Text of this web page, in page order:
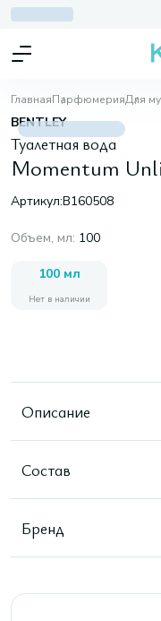
ГлавнаяПарфюмерияДля
BENTLEY
Туалетная вода
Momentum
Артикул:B160508
Объем, мл: 100
100 мл
Нет в наличии
Описание
Состав
Бренд